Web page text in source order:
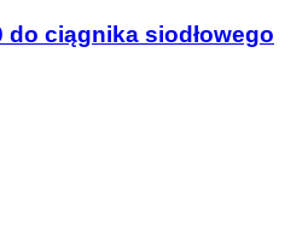
do ciągnika siodłowego